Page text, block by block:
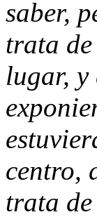
saber,
trata de
lugar, y
centro,
trata de